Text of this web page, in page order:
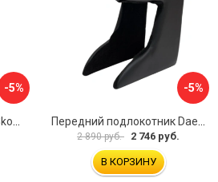
-5% -5%
2 890 руб. 2 746 руб.
В КОРЗИНУ